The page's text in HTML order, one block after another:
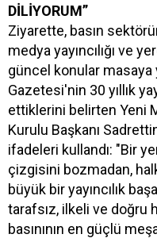
DİLİYORUM”
Ziyarette, basın
medya yayıncılığı ve
güncel konular masaya
Gazetesi'nin 30 yıllık
ettiklerini belirten Yeni
Kurulu Başkanı
ifadeleri kullandı: "Bir
çizgisini bozmadan,
büyük bir yayıncılık
tarafsız, ilkeli ve doğru
basınının en güçlü